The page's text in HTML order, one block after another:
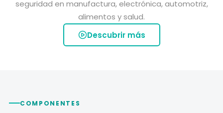
seguridad en manufactura, electrónica, automotriz,
alimentos y salud.
Descubrir más
COMPONENTES